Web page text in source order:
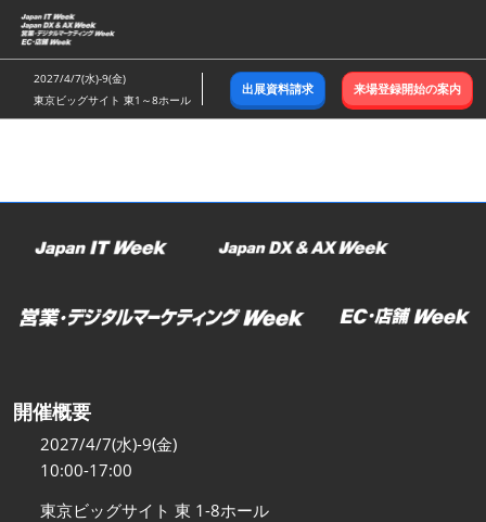
ス
キ
ッ
し
む
2027/4/7(水)-9(金)
東京ビッグサイト 東1～8ホール
出展資料請求 来場登録開始の案内
開催概要
2027/4/7(水)-9(金)
10:00-17:00
東京ビッグサイト 東 1-8ホール